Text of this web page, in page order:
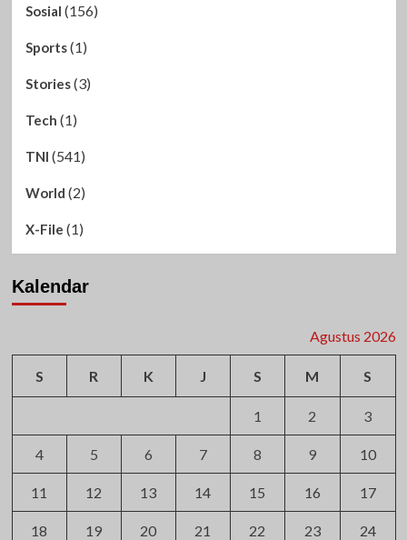
Sosial (156)
Sports(1)
Stories(3)
Tech (1)
TNI (541)
World (2)
X-File (1)
Kalendar
Agustus 2026
S R K J S M S
1 2 3
4 5 6 7 8 9 10
11 12 13 14 15 16 17
18 19 20 21 22 23 24